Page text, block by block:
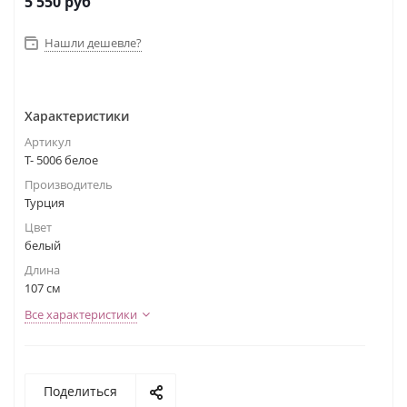
Нашли дешевле?
Характеристики
Артикул
Т- 5006 белое
Производитель
Турция
Цвет
белый
Длина
107 см
Все характеристики
Поделиться